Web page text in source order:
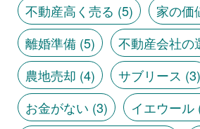
不動産高く売る (5) 家の価
離婚準備(5) 不動産会社の
農地売却 (4) サブリース (3)
お金がない (3) イエウール